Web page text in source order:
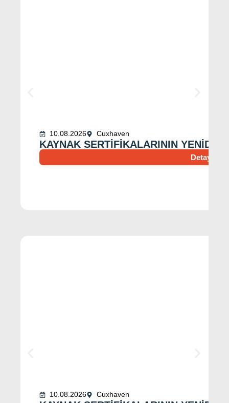
10.08.2026 Cuxhaven
KAYNAK SERTIFIKALARININ
Detayları
10.08.2026 Cuxhaven